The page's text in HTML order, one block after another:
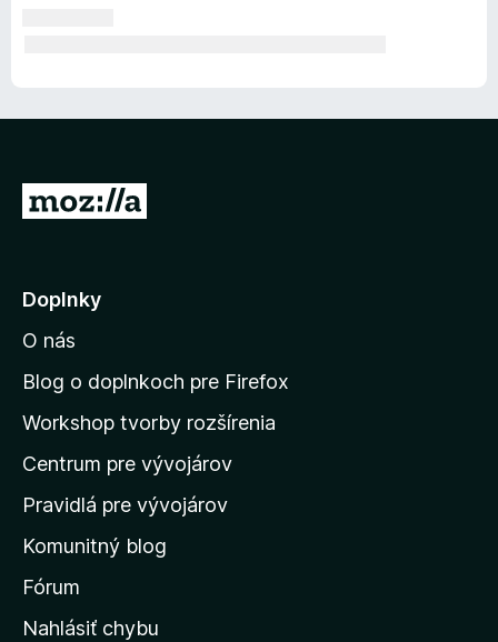
P
j
ť
n
d
o
m
v
s
k
Doplnky
O nás
Blog o doplnkoch pre Firefox
Workshop tvorby rozšírenia
Centrum pre vývojárov
Pravidlá pre vývojárov
Komunitný blog
Fórum
Nahlásiť chybu